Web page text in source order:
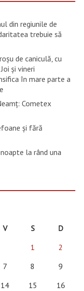
din regiunile de
trebuie să
de caniculă, cu
și vineri
în mare parte a
Cometex
și fără
la rând una
V S
D
1
2
7 8
9
14 15
16